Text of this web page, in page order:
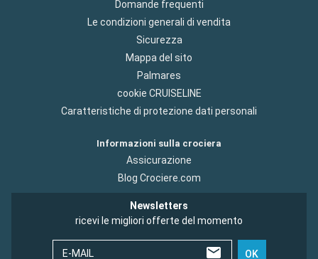
Domande frequenti
Le condizioni generali di vendita
Sicurezza
Mappa del sito
Palmares
cookie CRUISELINE
Caratteristiche di protezione dati personali
Informazioni sulla crociera
Assicurazione
Blog Crociere.com
Newsletters
ricevi le migliori offerte del momento
E-MAIL OK